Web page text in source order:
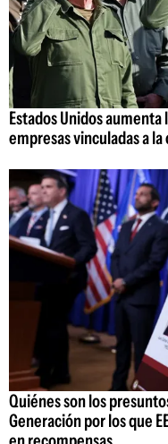
Estados Unidos
empresas vinculadas a
Quiénes son los
Generación por los que